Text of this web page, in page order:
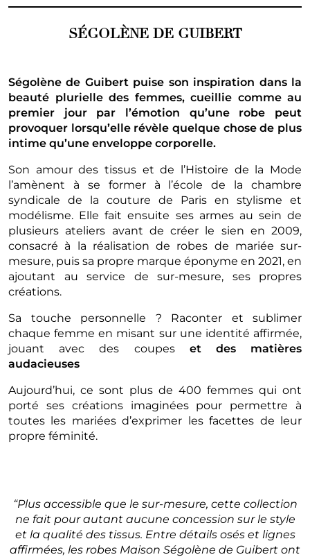
SÉGOLÈNE DE GUIBERT
Ségolène de Guibert puise son inspiration dans la
beauté plurielle des femmes, cueillie comme au
premier jour par l’émotion qu’une robe peut
provoquer lorsqu’elle révèle quelque chose de plus
intime qu’une enveloppe corporelle.
Son amour des tissus et de l’Histoire de la Mode
l’amènent à se former à l’école de la chambre
syndicale de la couture de Paris en stylisme et
modélisme. Elle fait ensuite ses armes au sein de
plusieurs ateliers avant de créer le sien en 2009,
consacré à la réalisation de robes de mariée sur-
mesure, puis sa propre marque éponyme en 2021, en
ajoutant au service de sur-mesure, ses propres
créations.
Sa touche personnelle ? Raconter et sublimer
chaque femme en misant sur une identité affirmée,
jouant avec des coupeset des matières
audacieuses
Aujourd’hui, ce sont plus de 400 femmes qui ont
porté ses créations imaginées pour permettre à
toutes les mariées d’exprimer les facettes de leur
propre féminité.
“Plus accessible que le sur-mesure, cette collection
ne fait pour autant aucune concession sur le style
et la qualité des tissus. Entre détails osés et lignes
affirmées, les robes Maison Ségolène de Guibert ont